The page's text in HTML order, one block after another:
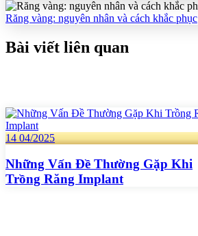
Răng vàng: nguyên nhân và cách khắc phục
Bài viết liên quan
14 04/2025
Những Vấn Đề Thường Gặp Khi
Trồng Răng Implant